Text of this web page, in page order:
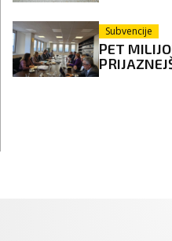
Subvencije
PET